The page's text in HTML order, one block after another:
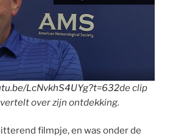
LcNvkhS4UYg?t=632de clip
over zijn ontdekking.
filmpje, en was onder de